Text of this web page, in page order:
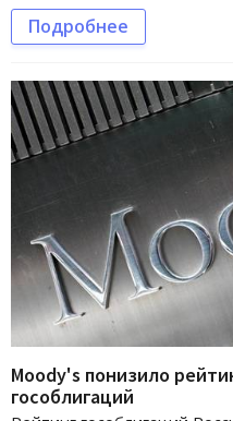
Подробнее
Moody's понизило
гособлигаций